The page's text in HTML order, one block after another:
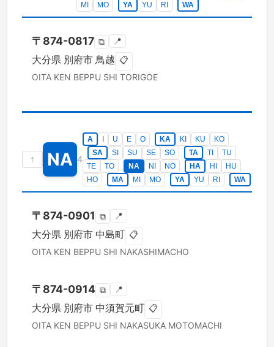
MI
MO YA YU RI WA
〒 874-0817 ⧉ 📍
大分県 別府市 鳥越 📋
OITA KEN BEPPU SHI TORIGOE
↑ NA 4
A U E O KA KI KU
KO
SA
SI SU SE SO TA TI
TU
TE
TO NA NI NO HA HI
HU
HO
MA MI MO YA YU RI WA
〒 874-0901 ⧉ 📍
大分県 別府市 中島町 📋
OITA KEN BEPPU SHI NAKASHIMACHO
〒 874-0914 ⧉ 📍
大分県 別府市 中須賀元町 📋
OITA KEN BEPPU SHI NAKASUKA MOTOMACHI